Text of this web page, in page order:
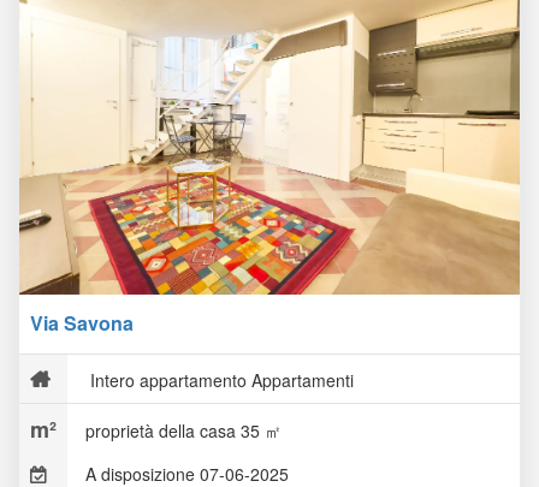
Via Savona
Intero appartamento Appartamenti
proprietà della casa 35 ㎡
A disposizione 07-06-2025